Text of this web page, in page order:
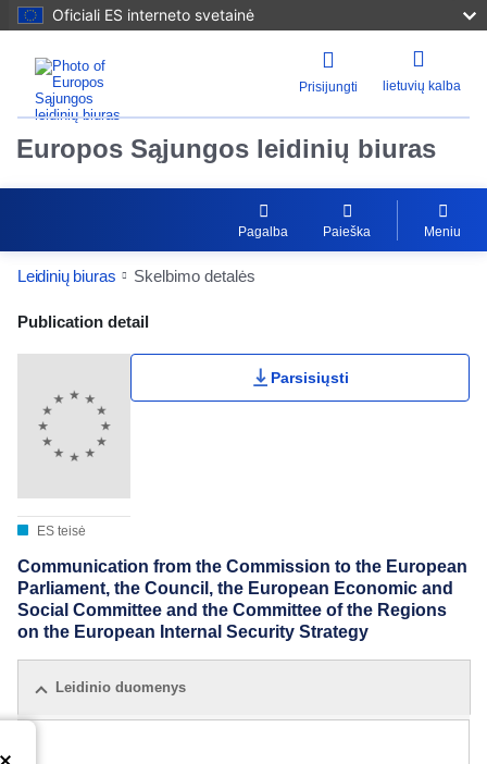
Oficiali ES interneto svetainė
Prisijungti lietuvių kalba
Europos Sąjungos leidinių biuras
Pagalba Paieška Meniu
Leidinių biuras Skelbimo detalės
Publication Detail Actions Portlet
Publication detail
ES teisė
Parsisiųsti
Communication from the Commission to the European
Parliament, the Council, the European Economic and
Social Committee and the Committee of the Regions
on the European Internal Security Strategy
Leidinio duomenys